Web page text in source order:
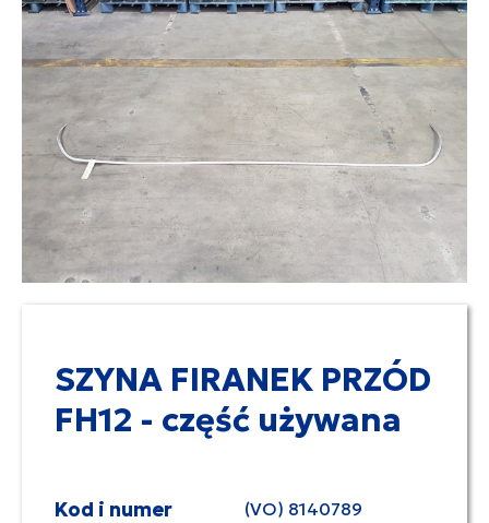
SZYNA FIRANEK PRZÓD
FH12 - część używana
Kod i numer
(VO) 8140789